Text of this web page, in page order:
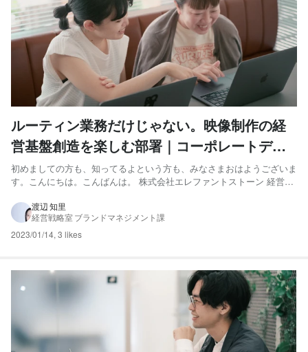
ルーティン業務だけじゃない。映像制作の経
営基盤創造を楽しむ部署｜コーポレートデザ
イン課
初めましての方も、知ってるよという方も、みなさまおはようございま
す。こんにちは。こんばんは。 株式会社エレファントストーン 経営戦
トデザイン課の紹介をしたいと思っております。ぜひ最後まで読んでい
ただけると幸いです。 コーポレートデザイン課メンバー紹...
渡辺 知里
経営戦略室 ブランドマネジメント課
2023/01/14, 3 likes